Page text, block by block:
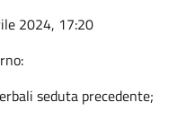
2024, 17:20
seduta precedente;